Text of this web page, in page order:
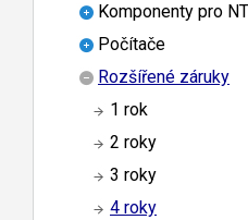
Komponenty pro
Počítače
Rozšířené záruky
1 rok
2 roky
3 roky
4 roky